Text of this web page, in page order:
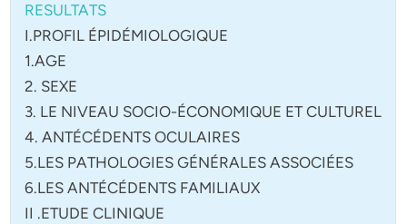
RESULTATS
I.PROFIL ÉPIDÉMIOLOGIQUE
1.AGE
2. SEXE
3. LE NIVEAU SOCIO-ÉCONOMIQUE ET CULTUREL
4. ANTÉCÉDENTS OCULAIRES
5.LES PATHOLOGIES GÉNÉRALES ASSOCIÉES
6.LES ANTÉCÉDENTS FAMILIAUX
II .ETUDE CLINIQUE